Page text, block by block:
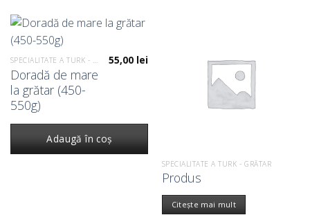
SPECIALITATE A TURK - GRĂTAR
Doradă de mare
la grătar (450-
550g)
55,00 lei
Adaugă în coș
SPECIALITATE A TURK - GRĂTAR
Produs
Citește mai mult